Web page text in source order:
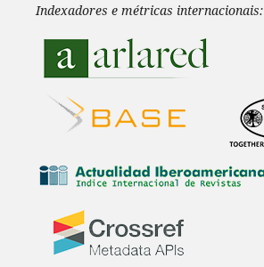
Indexadores e métricas internacionais: